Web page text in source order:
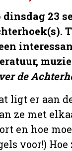
dinsdag 23
de
ligt er aan
ze met
en hoe
voor!)